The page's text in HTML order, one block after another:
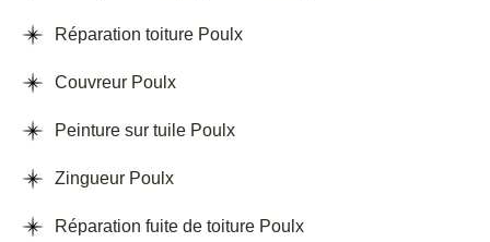
Réparation toiture Poulx
Couvreur Poulx
Peinture sur tuile Poulx
Zingueur Poulx
Réparation fuite de toiture Poulx